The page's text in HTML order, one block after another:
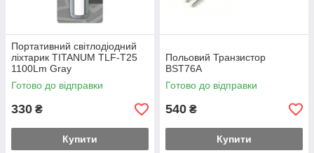
Портативний світлодіодний
ліхтарик TITANUM TLF-T25
1100Lm Gray
Готово до відправки
330 ₴
Купити
Польовий Транзистор
BST76A
Готово до відправки
540 ₴
Купити